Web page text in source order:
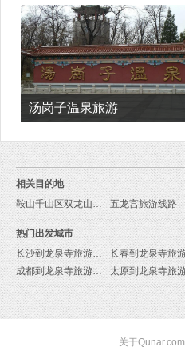
汤岗子温泉旅游
相关目的地
鞍山千山区双龙山旅游线路
五龙宫旅游线路
热门出发城市
长沙到龙泉寺旅游报价
成都到龙泉寺旅游报价
关于Qunar.com